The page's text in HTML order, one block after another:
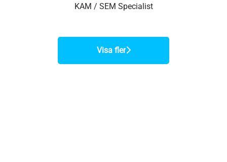
KAM / SEM Specialist
Visa fler